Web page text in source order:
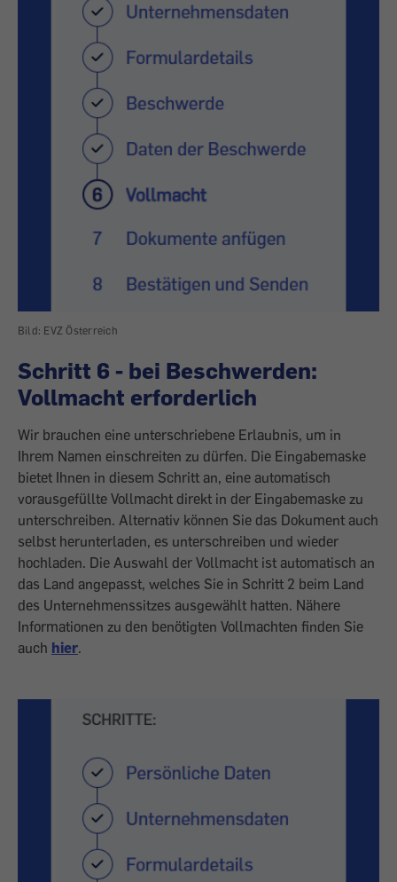
Bild: EVZ Österreich
Schritt 6 - bei Beschwerden:
Vollmacht erforderlich
Wir brauchen eine unterschriebene Erlaubnis, um in
Ihrem Namen einschreiten zu dürfen. Die Eingabemaske
bietet Ihnen in diesem Schritt an, eine automatisch
vorausgefüllte Vollmacht direkt in der Eingabemaske zu
unterschreiben. Alternativ können Sie das Dokument auch
selbst herunterladen, es unterschreiben und wieder
hochladen. Die Auswahl der Vollmacht ist automatisch an
das Land angepasst, welches Sie in Schritt 2 beim Land
des Unternehmenssitzes ausgewählt hatten. Nähere
Informationen zu den benötigten Vollmachten finden Sie
auch hier.